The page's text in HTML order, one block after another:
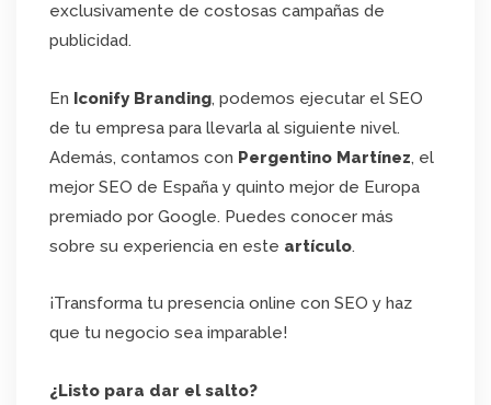
exclusivamente de costosas campañas de
publicidad.
En Iconify Branding, podemos ejecutar el SEO
de tu empresa para llevarla al siguiente nivel.
Además, contamos con Pergentino Martínez, el
mejor SEO de España y quinto mejor de Europa
premiado por Google. Puedes conocer más
sobre su experiencia en este artículo.
¡Transforma tu presencia online con SEO y haz
que tu negocio sea imparable!
¿Listo para dar el salto?